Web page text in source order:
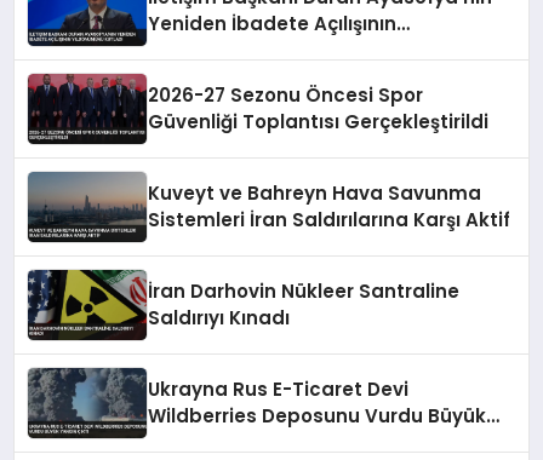
Yeniden İbadete Açılışının
2026-27 Sezonu Öncesi Spor
Güvenliği Toplantısı Gerçekleştirildi
Kuveyt ve Bahreyn Hava Savunma
Sistemleri İran Saldırılarına Karşı Aktif
İran Darhovin Nükleer Santraline
Saldırıyı Kınadı
Ukrayna Rus E-Ticaret Devi
Wildberries Deposunu Vurdu Büyük